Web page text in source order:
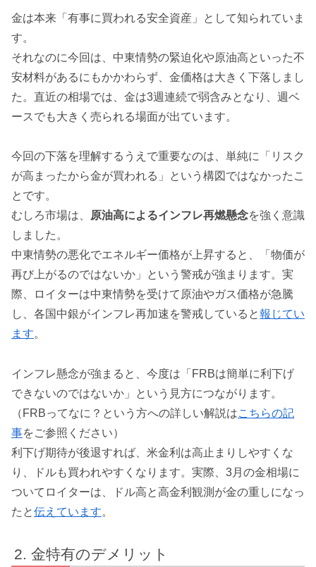
金は本来「有事に買われる安全資産」として知られていま
す。
それなのに今回は、中東情勢の緊迫化や原油高といった不
安材料があるにもかかわらず、金価格は大きく下落しまし
た。直近の相場では、金は3週連続で弱含みとなり、週ベ
ースでも大きく売られる場面が出ています。
今回の下落を理解するうえで重要なのは、単純に「リスク
が高まったから金が買われる」という構図ではなかったこ
とです。
むしろ市場は、
原油高によるインフレ再燃懸念を強く意識
しました。
中東情勢の悪化でエネルギー価格が上昇すると、「物価が
再び上がるのではないか」という警戒が強まります。実
際、ロイターは中東情勢を受けて原油やガス価格が急騰
し、各国中銀がインフレ再加速を警戒していると報じてい
ます。
インフレ懸念が強まると、今度は「FRBは簡単に利下げ
できないのではないか」という見方につながります。
（FRBってなに？という方への詳しい解説はこちらの記
事をご参照ください）
利下げ期待が後退すれば、米金利は高止まりしやすくな
り、ドルも買われやすくなります。実際、3月の金相場に
ついてロイターは、ドル高と高金利観測が金の重しになっ
たと伝えています。
金特有のデメリット